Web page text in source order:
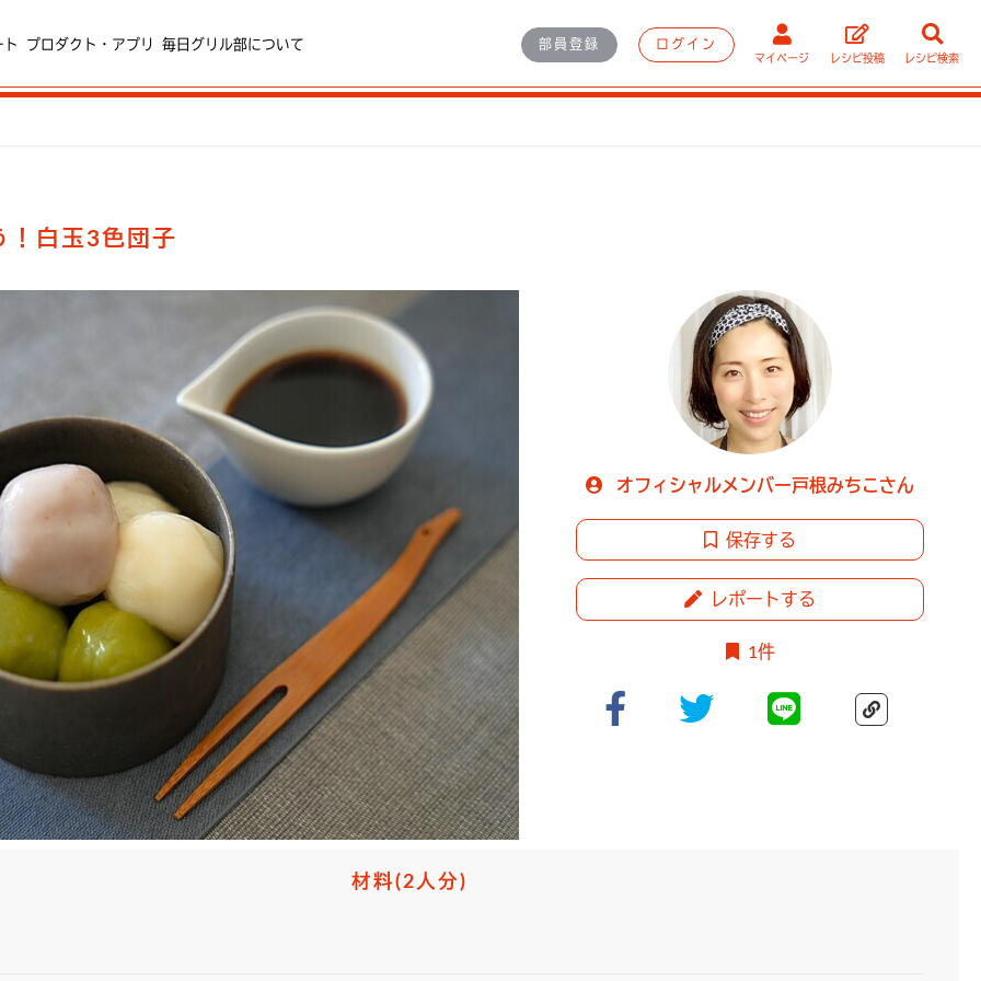
ト プロダクト・アプリ 毎日グリル部について 部員登録 ログイン
マイページ レシピ投稿 レシピ検索
！白玉3色団子
オフィシャルメンバー戸根みちこさん
保存する
レポートする
1件
材料(2人分)